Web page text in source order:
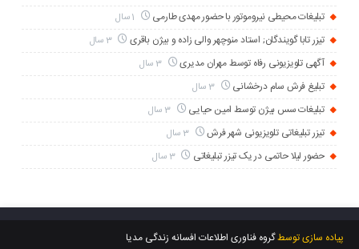
تبلیغات محیطی نیروموتور با حضور مهدی طارمی
تیزر تابا گویندگان; استاد منوچهر والی زاده و بیژن باقری 3 سال
آگهی تلویزیونی رفاه توسط مهران مدیری 3 سال
تبلیغ فرش سام درخشانی 3 سال
تبلیغات سس بیژن توسط امین حیایی 3 سال
تیزر تبلیغاتی تلویزیونی شهر فرش 3 سال
حضور لیلا حاتمی در یک تیزر تبلیغاتی 3 سال
پیاده سازی توسطگروه فناوری اطلاعات افسانه زندگی مدیا